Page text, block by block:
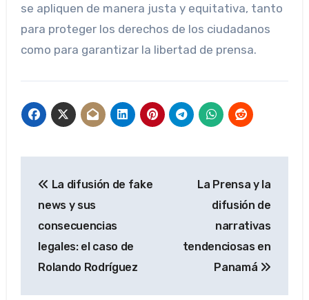
se apliquen de manera justa y equitativa, tanto
para proteger los derechos de los ciudadanos
como para garantizar la libertad de prensa.
de
entradas
La difusión de fake
news y sus
consecuencias
legales: el caso de
Rolando Rodríguez
La Prensa y la
difusión de
narrativas
tendenciosas en
Panamá